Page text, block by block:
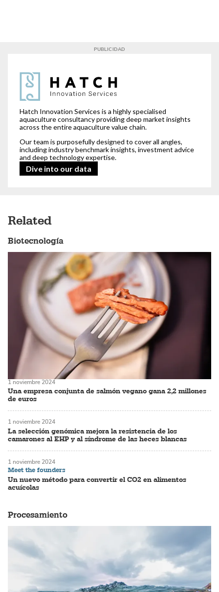
Hatch Innovation Services is a highly specialised
aquaculture consultancy providing deep market insights
across the entire aquaculture value chain.
Our team is purposefully designed to cover all angles,
including industry benchmark insights, investment advice
and deep technology expertise.
Dive into our data
Related
Biotecnología
Una empresa conjunta de salmón vegano gana 2,2 millones
de euros
1 noviembre 2024
La selección genómica mejora la resistencia de los
camarones al EHP y al síndrome de las heces blancas
1 noviembre 2024
Meet the founders
Un nuevo método para convertir el CO2 en alimentos
acuícolas
1 noviembre 2024
Procesamiento